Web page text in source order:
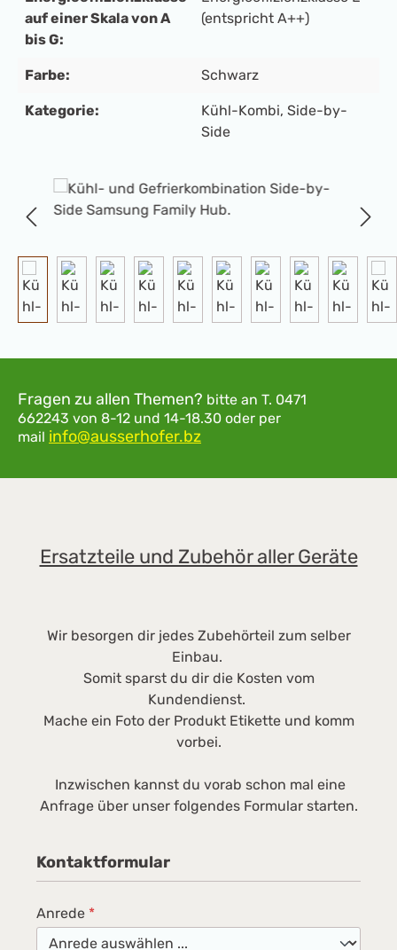
Bildergalerie überspringen
auf einer Skala von A
bis G:
(entspricht A++)
Farbe: Schwarz
Kategorie: Kühl-Kombi, Side-by-
Side
Fragen zu allen Themen? bitte an T. 0471
662243 von 8-12 und 14-18.30 oder per
mail info@ausserhofer.bz
Ersatzteile und Zubehör aller Geräte
Wir besorgen dir jedes Zubehörteil zum selber
Einbau.
Somit sparst du dir die Kosten vom
Kundendienst.
Mache ein Foto der Produkt Etikette und komm
vorbei.
Inzwischen kannst du vorab schon mal eine
Anfrage über unser folgendes Formular starten.
Kontaktformular
Anrede *